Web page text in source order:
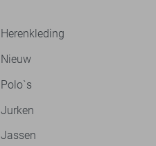
Herenkleding
Nieuw
Polo`s
Jurken
Jassen